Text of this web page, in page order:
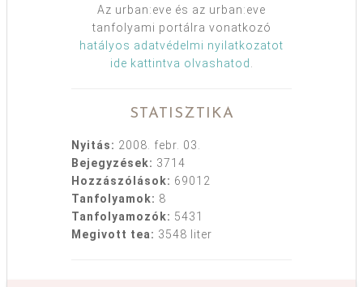
Az urban:eve és az urban:eve
tanfolyami portálra vonatkozó
hatályos adatvédelmi nyilatkozatot
ide kattintva olvashatod .
STATISZTIKA
Nyitás: 2008. febr. 03.
Bejegyzések: 3714
Hozzászólások: 69012
Tanfolyamok: 8
Tanfolyamozók: 5431
Megivott tea: 3548 liter